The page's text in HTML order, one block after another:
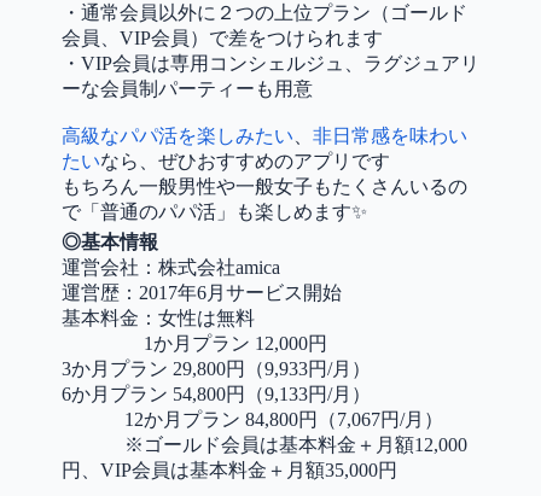
・通常会員以外に２つの上位プラン（ゴールド
会員、VIP会員）で差をつけられます
・VIP会員は専用コンシェルジュ、ラグジュアリ
ーな会員制パーティーも用意
高級なパパ活を楽しみたい、 非日常感を味わい
たいなら、ぜひおすすめのアプリです
もちろん一般男性や一般女子もたくさんいるの
で「普通のパパ活」も楽しめます✨
◎基本情報
運営会社：株式会社amica
運営歴：2017年6月サービス開始
基本料金：女性は無料
1か月プラン 12,000円
3か月プラン 29,800円（9,933円/月）
6か月プラン 54,800円（9,133円/月）
12か月プラン 84,800円（7,067円/月）
※ゴールド会員は基本料金＋月額12,000
円、VIP会員は基本料金＋月額35,000円